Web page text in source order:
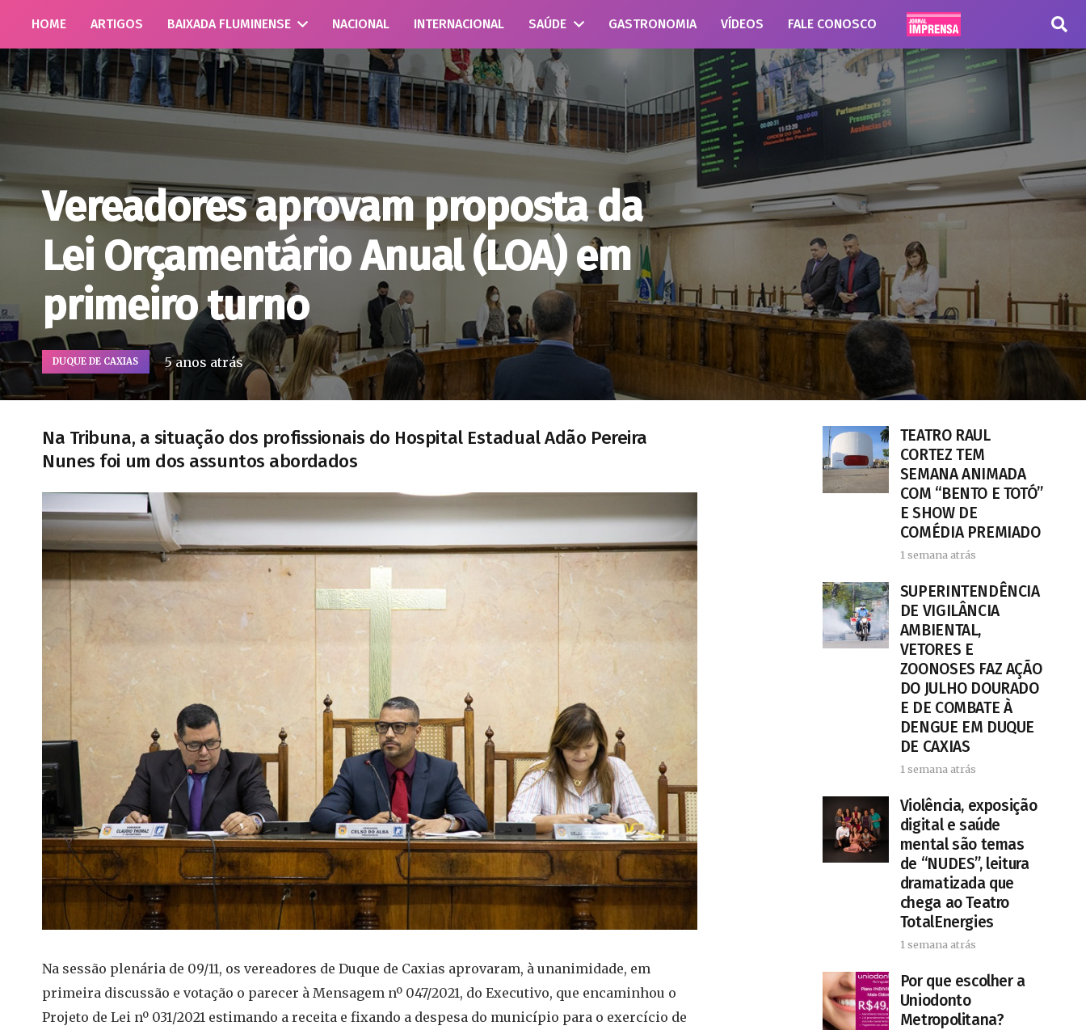
HOME ARTIGOS BAIXADA FLUMINENSE NACIONAL INTERNACIONAL SAÚDE GASTRONOMIA VÍDEOS FALE CONOSCO
Vereadores aprovam proposta da
Lei Orçamentário Anual (LOA) em
primeiro turno
DUQUE DE CAXIAS 5 anos atrás
Na Tribuna, a situação dos profissionais do Hospital Estadual Adão Pereira
Nunes foi um dos assuntos abordados
Na sessão plenária de 09/11, os vereadores de Duque de Caxias aprovaram, à unanimidade, em
primeira discussão e votação o parecer à Mensagem nº 047/2021, do Executivo, que encaminhou o
Projeto de Lei nº 031/2021 estimando a receita e fixando a despesa do município para o exercício de
TEATRO RAUL
CORTEZ TEM
SEMANA ANIMADA
COM “BENTO E TOTÓ”
E SHOW DE
COMÉDIA PREMIADO
1 semana atrás
SUPERINTENDÊNCIA
DE VIGILÂNCIA
AMBIENTAL,
VETORES E
ZOONOSES FAZ AÇÃO
DO JULHO DOURADO
E DE COMBATE À
DENGUE EM DUQUE
DE CAXIAS
1 semana atrás
Violência, exposição
digital e saúde
mental são temas
de “NUDES”, leitura
dramatizada que
chega ao Teatro
TotalEnergies
1 semana atrás
Por que escolher a
Uniodonto
Metropolitana?